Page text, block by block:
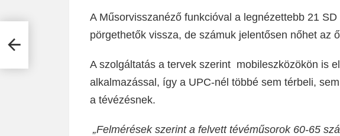
A Műsorvisszanéző funkcióval a legnézettebb 21
pörgethetők vissza, de számuk jelentősen nőhet az
A szolgáltatás a tervek szerint mobileszközökön is
alkalmazással, így a UPC-nél többé sem térbeli,
a tévézésnek.
„Felmérések szerint a felvett tévéműsorok 60-65
–